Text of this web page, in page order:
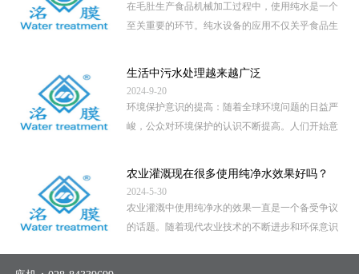
在毛肚生产食品机械加工过程中，使用纯水是一个
至关重要的环节。纯水设备的应用不仅关乎食品生
生活中污水处理越来越广泛
2024-9-20
环境保护意识的提高：随着全球环境问题的日益严
峻，公众对环境保护的认识不断提高。人们开始意
农业灌溉现在很多使用纯净水效果好吗？
2024-5-30
农业灌溉中使用纯净水的效果一直是一个备受争议
的话题。随着现代农业技术的不断进步和环保意识